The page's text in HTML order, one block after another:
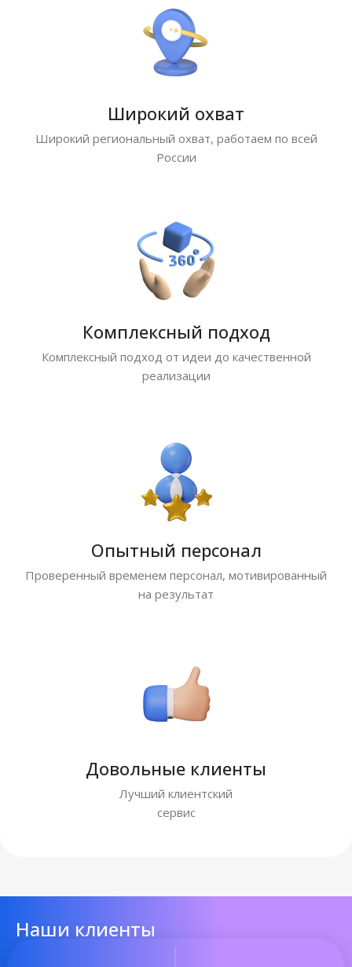
Широкий охват
Широкий региональный охват, работаем по всей
России
Комплексный подход
Комплексный подход от идеи до качественной
реализации
Опытный персонал
Проверенный временем персонал, мотивированный
на результат
Довольные клиенты
Лучший клиентский
сервис
Наши клиенты